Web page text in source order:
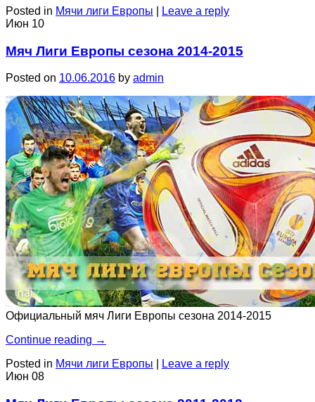
Posted in Мячи лиги Европы
Leave a reply
Июн 10
Мяч Лиги Европы сезона 2014-2015
Posted on 10.06.2016 by admin
Официальный мяч Лиги Европы сезона 2014-2015
Continue reading →
Posted in Мячи лиги Европы
Leave a reply
Июн 08